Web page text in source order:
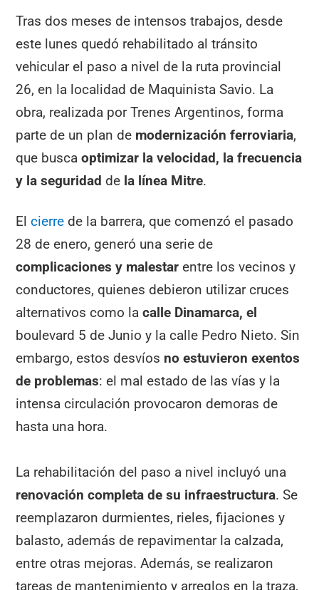
Tras dos meses de intensos trabajos, desde
este lunes quedó rehabilitado al tránsito
vehicular el paso a nivel de la ruta provincial
26, en la localidad de Maquinista Savio. La
obra, realizada por Trenes Argentinos, forma
parte de un plan de modernización ferroviaria,
que busca optimizar la velocidad, la frecuencia
y la seguridad de la línea Mitre.
Elcierre de la barrera, que comenzó el pasado
28 de enero, generó una serie de
complicaciones y malestar entre los vecinos y
conductores, quienes debieron utilizar cruces
alternativos como lacalle Dinamarca, el
boulevard 5 de Junio y la calle Pedro Nieto. Sin
embargo, estos desvíos no estuvieron exentos
de problemas: el mal estado de las vías y la
intensa circulación provocaron demoras de
hasta una hora.
La rehabilitación del paso a nivel incluyó una
renovación completa de su infraestructura. Se
reemplazaron durmientes, rieles, fijaciones y
balasto, además de repavimentar la calzada,
entre otras mejoras. Además, se realizaron
tareas de mantenimiento y arreglos en la traza,